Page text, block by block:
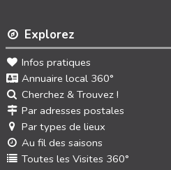
Explorez
Infos pratiques
Annuaire local 360°
Cherchez & Trouvez !
Par adresses postales
Par types de lieux
Au fil des saisons
Toutes les Visites 360°